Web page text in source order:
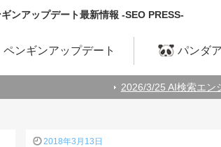
ンアップデート最新情報 -SEO PRESS-
ペンギンアップデート パンダ
2026/3/25 AI検索エンジン
2018年3月13日